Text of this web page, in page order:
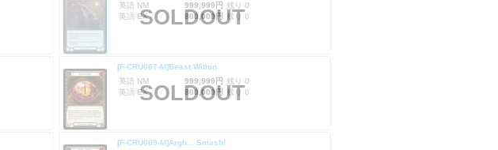
英語 NM
999,999円 残り 0
英語 EX
800,000円 残り 0
SOLDOUT
[F-CRU007-M]Beast Within
英語 NM
999,999円 残り 0
英語 EX
800,000円 残り 0
SOLDOUT
[F-CRU009-M]Argh... Smash!